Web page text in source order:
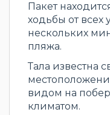
Пакет
ходьбы от всех
нескольких
пляжа.
Тала известна
видом на
климатом.